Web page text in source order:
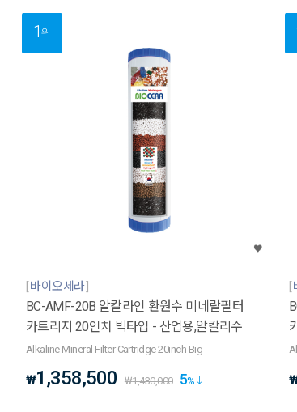
1위
바이오세라
BC-AMF-20B 알칼라인 환원수 미네랄필터
카트리지 20인치 빅타입 - 산업용,알칼리수
Alkaline Mineral Filter Cartridge 20inch Big
₩1,358,500 ₩1,430,000 5%